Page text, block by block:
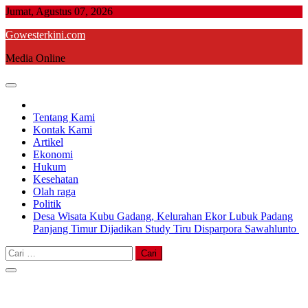
Skip
content
Jumat, Agustus 07, 2026
Gowesterkini.com
Media Online
Tentang Kami
Kontak Kami
Artikel
Ekonomi
Hukum
Kesehatan
Olah raga
Politik
Desa Wisata Kubu Gadang, Kelurahan Ekor Lubuk Padang
Panjang Timur Dijadikan Study Tiru Disparpora Sawahlunto
Cari
untuk: